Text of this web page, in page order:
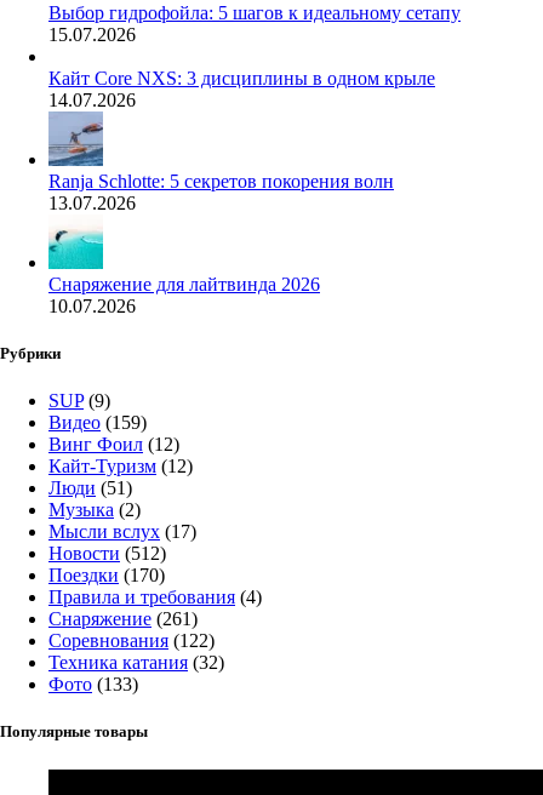
Выбор гидрофойла: 5 шагов к идеальному сетапу
15.07.2026
Кайт Core NXS: 3 дисциплины в одном крыле
14.07.2026
Ranja Schlotte: 5 секретов покорения волн
13.07.2026
Снаряжение для лайтвинда 2026
10.07.2026
Рубрики
SUP(9)
Видео (159)
Винг Фоил (12)
Кайт-Туризм (12)
Люди (51)
Музыка (2)
Мысли вслух (17)
Новости (512)
Поездки (170)
Правила и требования (4)
Снаряжение (261)
Соревнования (122)
Техника катания (32)
Фото (133)
Популярные товары